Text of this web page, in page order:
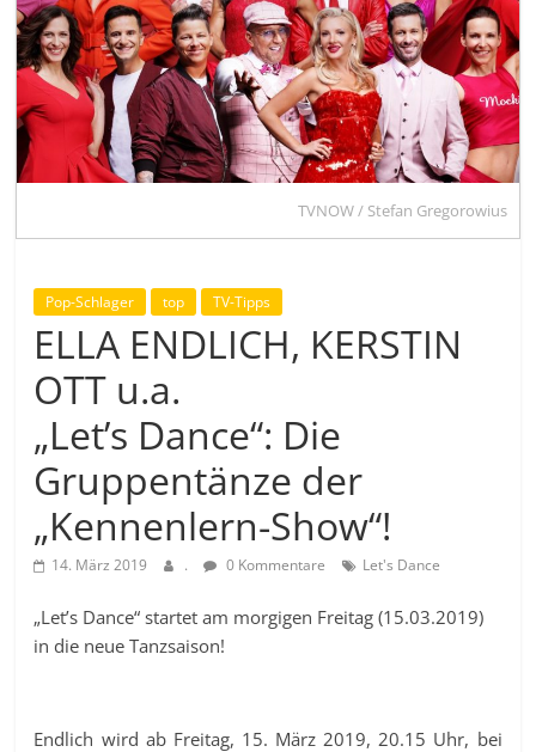
TVNOW / Stefan Gregorowius
Pop-Schlager top TV-Tipps
ELLA ENDLICH, KERSTIN
OTT u.a.
„Let’s Dance“: Die
Gruppentänze der
„Kennenlern-Show“!
14. März 2019 . 0 Kommentare Let's Dance
„Let’s Dance“ startet am morgigen Freitag (15.03.2019)
in die neue Tanzsaison!
Endlich wird ab Freitag, 15. März 2019, 20.15 Uhr, bei